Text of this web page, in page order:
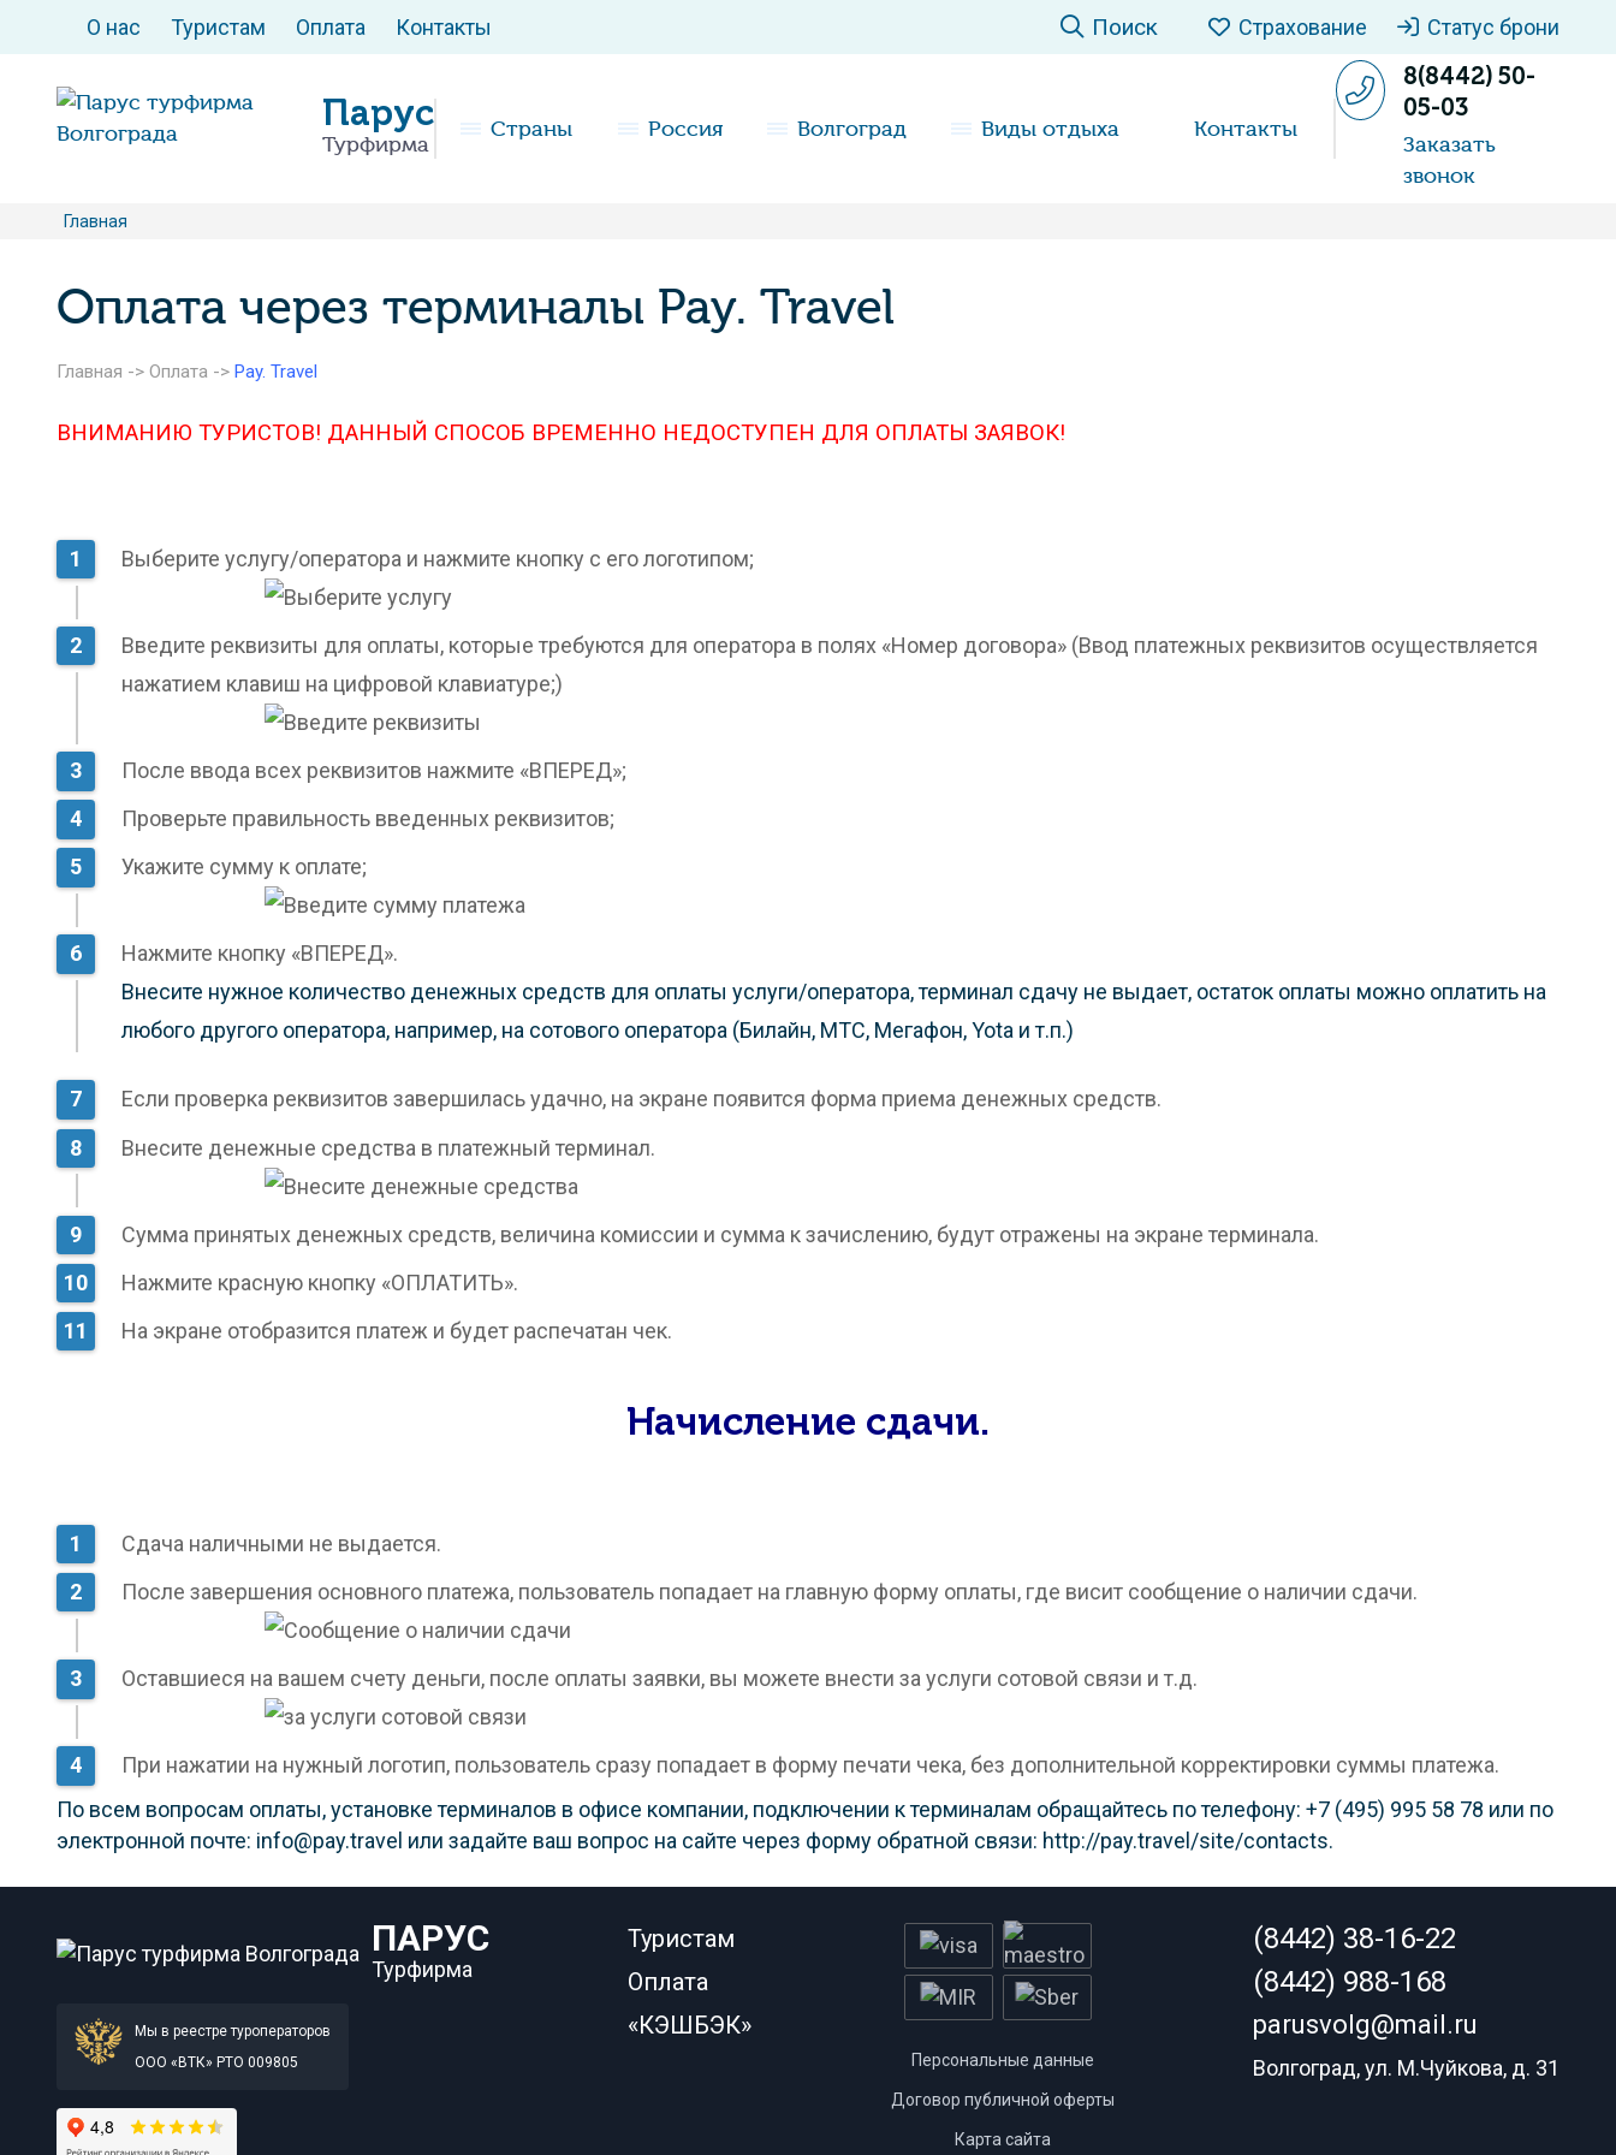
О нас Туристам Оплата Контакты Поиск Страхование Статус брони
Парус
Турфирма
Страны Россия Волгоград Виды отдыха Контакты
8(8442) 50-
05-03
Заказать
звонок
Главная
Оплата через терминалы Pay. Travel
Главная ->Оплата ->Pay. Travel
ВНИМАНИЮ ТУРИСТОВ! ДАННЫЙ СПОСОБ ВРЕМЕННО НЕДОСТУПЕН ДЛЯ ОПЛАТЫ ЗАЯВОК!
Выберите услугу/оператора и нажмите кнопку с его логотипом;
Введите реквизиты для оплаты, которые требуются для оператора в полях «Номер договора» (Ввод платежных реквизитов осуществляется
нажатием клавиш на цифровой клавиатуре;)
После ввода всех реквизитов нажмите «ВПЕРЕД»;
Проверьте правильность введенных реквизитов;
Укажите сумму к оплате;
Нажмите кнопку «ВПЕРЕД».
Внесите нужное количество денежных средств для оплаты услуги/оператора, терминал сдачу не выдает, остаток оплаты можно оплатить на
любого другого оператора, например, на сотового оператора (Билайн, МТС, Мегафон, Yota и т.п.)
Если проверка реквизитов завершилась удачно, на экране появится форма приема денежных средств.
Внесите денежные средства в платежный терминал.
Сумма принятых денежных средств, величина комиссии и сумма к зачислению, будут отражены на экране терминала.
Нажмите красную кнопку «ОПЛАТИТЬ».
На экране отобразится платеж и будет распечатан чек.
Начисление сдачи.
Сдача наличными не выдается.
После завершения основного платежа, пользователь попадает на главную форму оплаты, где висит сообщение о наличии сдачи.
Оставшиеся на вашем счету деньги, после оплаты заявки, вы можете внести за услуги сотовой связи и т.д.
При нажатии на нужный логотип, пользователь сразу попадает в форму печати чека, без дополнительной корректировки суммы платежа.
По всем вопросам оплаты, установке терминалов в офисе компании, подключении к терминалам обращайтесь по телефону: +7 (495) 995 58 78 или по
электронной почте: info@pay.travel или задайте ваш вопрос на сайте через форму обратной связи: http://pay.travel/site/contacts.
ПАРУС
Турфирма
Мы в реестре туроператоров
ООО «ВТК» РТО 009805
Туристам
Оплата
«КЭШБЭК»
Персональные данные
Договор публичной оферты
Карта сайта
(8442) 38-16-22
(8442) 988-168
parusvolg@mail.ru
Волгоград, ул. М.Чуйкова, д. 31